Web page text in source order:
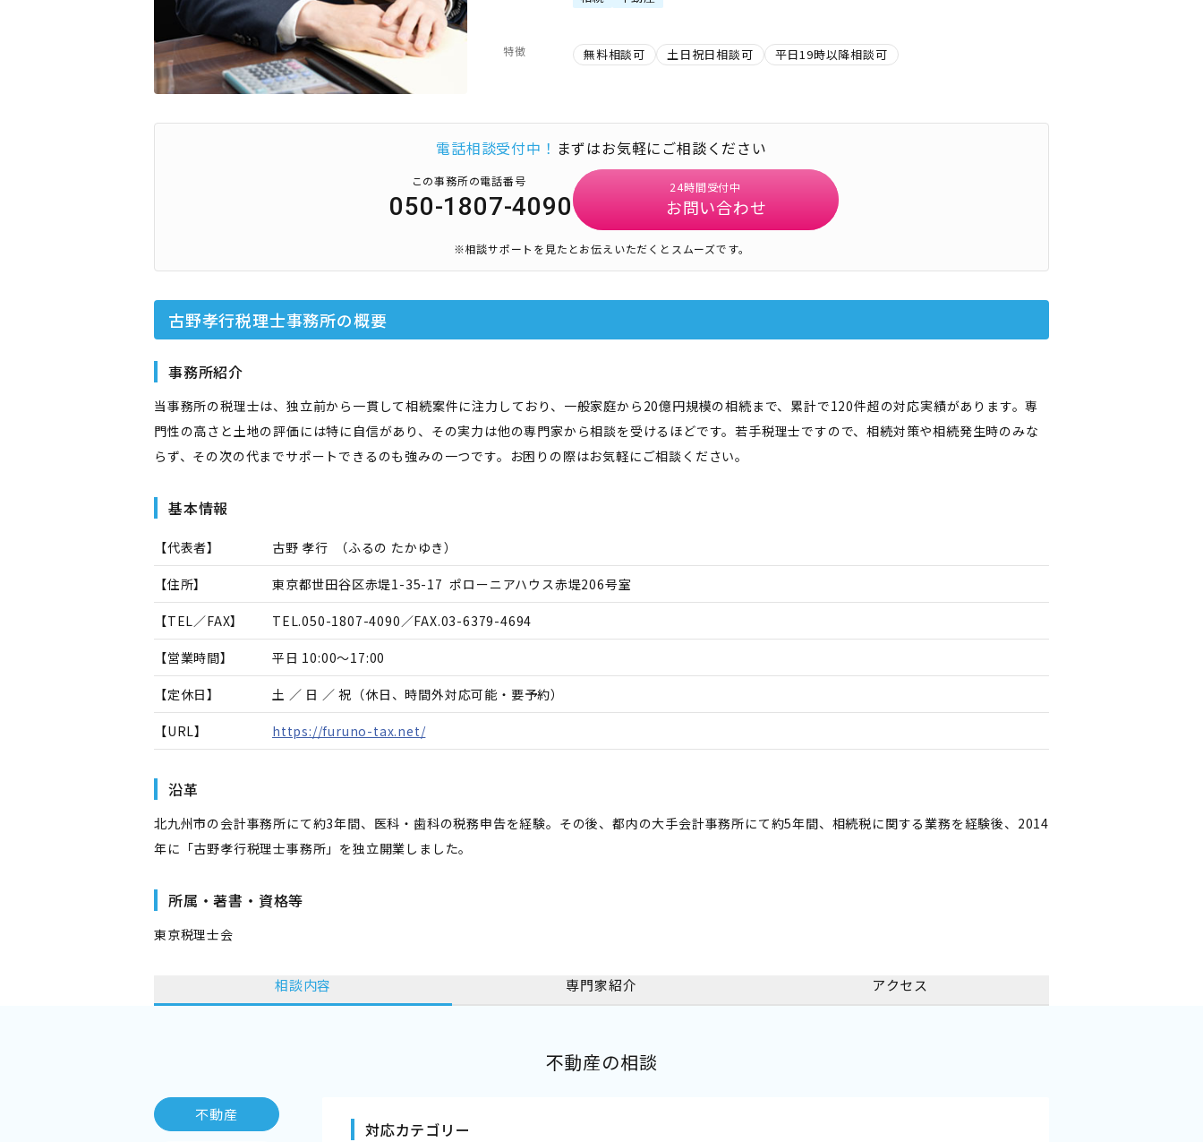
特徴 無料相談可 土日祝日相談可 平日19時以降相談可
電話相談受付中！ まずはお気軽にご相談ください
この事務所の電話番号
050-1807-4090
24時間受付中
お問い合わせ
※相談サポートを見たとお伝えいただくとスムーズです。
古野孝行税理士事務所の概要
事務所紹介
当事務所の税理士は、独立前から一貫して相続案件に注力しており、一般家庭から20億円規模の相続まで、累計で120件超の対応実績があります。専
門性の高さと土地の評価には特に自信があり、その実力は他の専門家から相談を受けるほどです。若手税理士ですので、相続対策や相続発生時のみな
らず、その次の代までサポートできるのも強みの一つです。お困りの際はお気軽にご相談ください。
基本情報
【代表者】 古野 孝行 （ふるの たかゆき）
【住所】 東京都世田谷区赤堤1-35-17 ポローニアハウス赤堤206号室
【TEL／FAX】 TEL.050-1807-4090／FAX.03-6379-4694
【営業時間】 平日 10:00～17:00
【定休日】 土 ／ 日 ／ 祝（休日、時間外対応可能・要予約）
【URL】 https://furuno-tax.net/
沿革
北九州市の会計事務所にて約3年間、医科・歯科の税務申告を経験。その後、都内の大手会計事務所にて約5年間、相続税に関する業務を経験後、2014
年に「古野孝行税理士事務所」を独立開業しました。
所属・著書・資格等
東京税理士会
相談内容 専門家紹介 アクセス
不動産の相談
不動産
対応カテゴリー